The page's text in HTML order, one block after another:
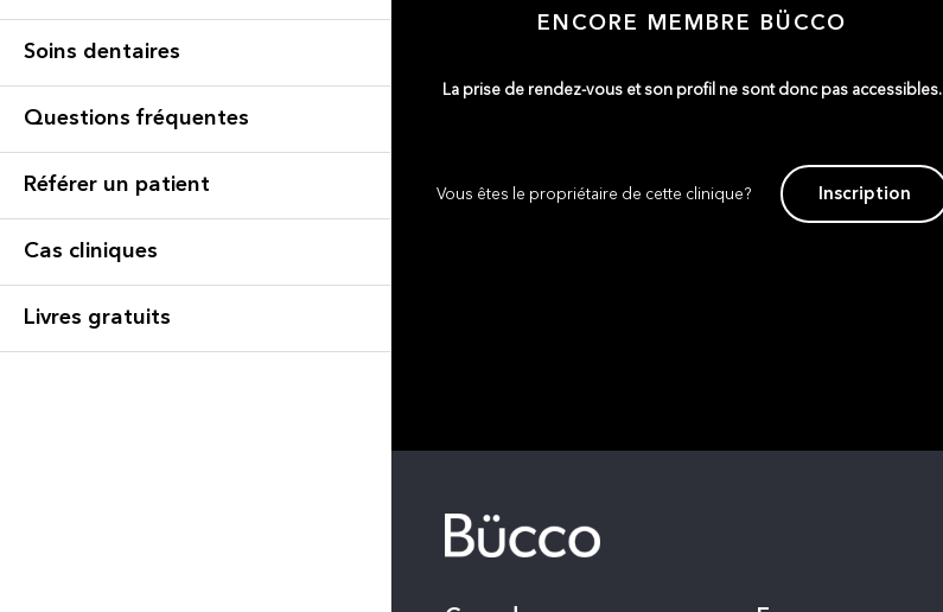
Soins dentaires
Questions fréquentes
Référer un patient
Cas cliniques
Livres gratuits
ENCORE MEMBRE BÜCCO
La prise de rendez-vous et son profil ne sont donc pas accessibles.
Vous êtes le propriétaire de cette clinique? Inscription